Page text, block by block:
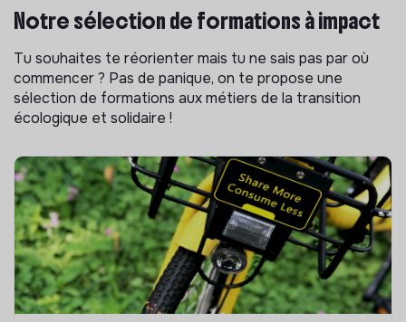
Notre sélection de formations à impact
Tu souhaites te réorienter mais tu ne sais pas par où
commencer ? Pas de panique, on te propose une
sélection de formations aux métiers de la transition
écologique et solidaire !